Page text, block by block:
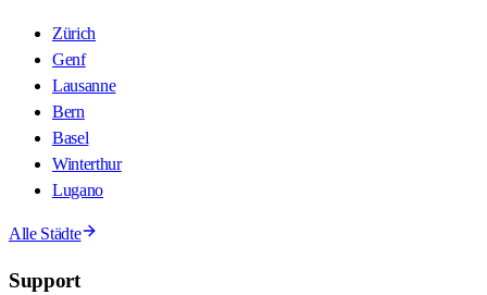
Zürich
Genf
Lausanne
Bern
Basel
Winterthur
Lugano
Alle Städte
Support